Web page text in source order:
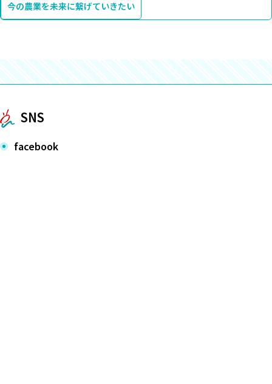
今の農業を未来に繋げていきたい
SNS
facebook